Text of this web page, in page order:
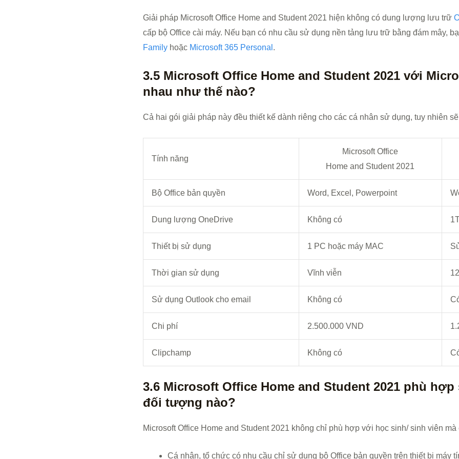
Giải pháp Microsoft Office Home and Student 2021 hiện không có dung lượng lưu trữ
cấp bộ Office cài máy. Nếu bạn có nhu cầu sử dụng nền tảng lưu trữ bằng đám mây,
Familyhoặc Microsoft 365 Personal .
3.5 Microsoft Office Home and Student 2021 với
nhau như thế nào?
Cả hai gói giải pháp này đều thiết kế dành riêng cho các cá nhân sử dụng, tuy nhiên
Tính năng
Microsoft Office
Home and Student 2021
Bộ Office bản quyền Word, Excel, Powerpoint
Dung lượng OneDrive Không có
Thiết bị sử dụng 1 PC hoặc máy MAC
Thời gian sử dụng Vĩnh viễn
Sử dụng Outlook cho email Không có
Chi phí 2.500.000 VND
Clipchamp Không có
3.6 Microsoft Office Home and Student 2021 phù
đối tượng nào?
Microsoft Office Home and Student 2021 không chỉ phù hợp với học sinh/ sinh viên
Cá nhân, tổ chức có nhu cầu chỉ sử dụng bộ Office bản quyền trên thiết bị máy